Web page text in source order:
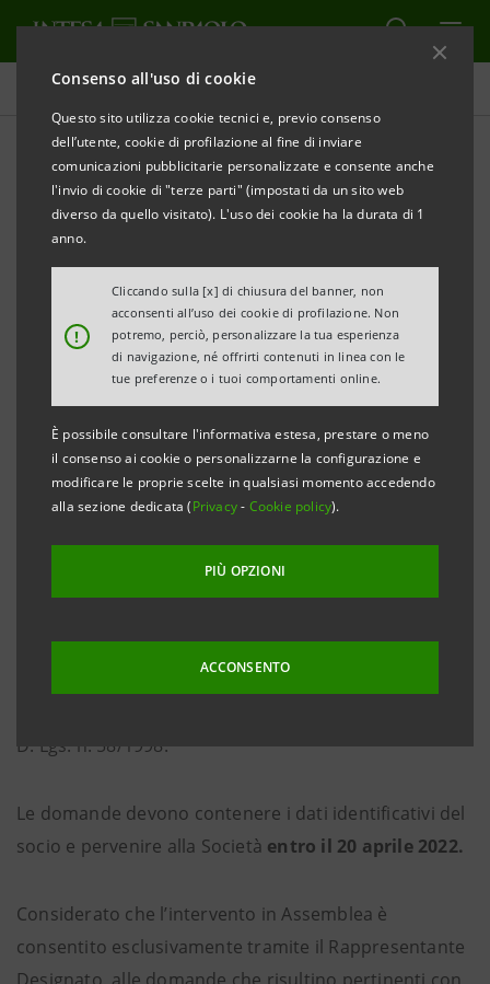
Consenso all'uso di cookie
Questo sito utilizza cookie tecnici e, previo consenso
dell’utente, cookie di profilazione al fine di inviare
comunicazioni pubblicitarie personalizzate e consente anche
l'invio di cookie di "terze parti" (impostati da un sito web
diverso da quello visitato). L'uso dei cookie ha la durata di 1
anno.
!
Cliccando sulla [x] di chiusura del banner, non
acconsenti all’uso dei cookie di profilazione. Non
potremo, perciò, personalizzare la tua esperienza
di navigazione, né offrirti contenuti in linea con le
tue preferenze o i tuoi comportamenti online.
È possibile consultare l'informativa estesa, prestare o meno
il consenso ai cookie o personalizzarne la configurazione e
modificare le proprie scelte in qualsiasi momento accedendo
alla sezione dedicata (Privacy- Cookie policy).
PIÙ OPZIONI
ACCONSENTO
Governance
Come porre domande
prima dell'Assemblea
AGGIORNA
Nella presente sezione è data la possibilità a coloro ai
materie all’ordine del giorno prima dell’Assemblea, ai
sensi dell’art. 127‐terdel D. Lgs. n. 58/1998.
I richiedenti dovranno far pervenire alla Società -
tramite il proprio intermediario - le comunicazioni
sensi dell’art. 43 del Provvedimento Consob-Banca
d’Italia del 13 agosto 2018 o la comunicazione per
D. Lgs. n. 58/1998.
Le domande devono contenere i dati identificativi del
socio e pervenire alla Società entro il 20 aprile 2022.
Considerato che l’intervento in Assemblea è
consentito esclusivamente tramite il Rappresentante